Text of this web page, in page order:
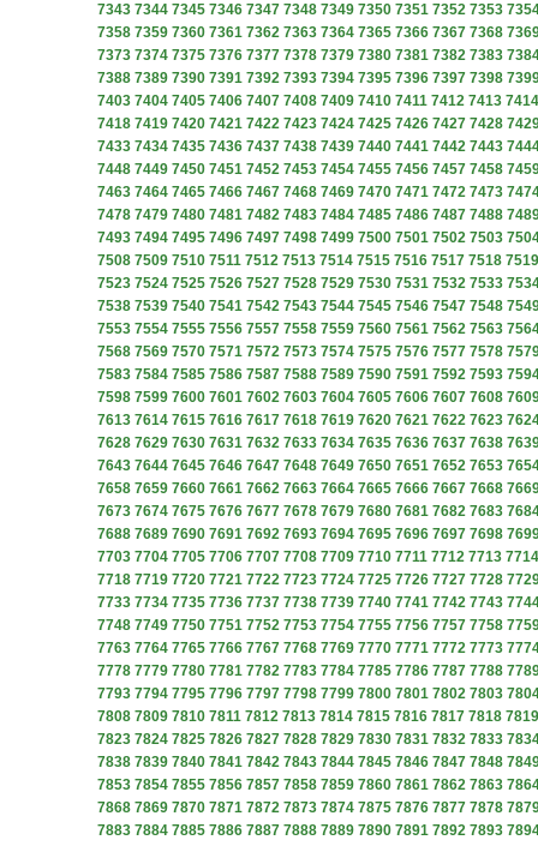
7343 7344 7345 7346 7347 7348 7349 7350 7351 7352 7353
7358 7359 7360 7361 7362 7363 7364 7365 7366 7367 7368
7373 7374 7375 7376 7377 7378 7379 7380 7381 7382 7383
7388 7389 7390 7391 7392 7393 7394 7395 7396 7397 7398
7403 7404 7405 7406 7407 7408 7409 7410 7411 7412 7413 7414
7418 7419 7420 7421 7422 7423 7424 7425 7426 7427 7428
7433 7434 7435 7436 7437 7438 7439 7440 7441 7442 7443
7448 7449 7450 7451 7452 7453 7454 7455 7456 7457 7458
7463 7464 7465 7466 7467 7468 7469 7470 7471 7472 7473
7478 7479 7480 7481 7482 7483 7484 7485 7486 7487 7488
7493 7494 7495 7496 7497 7498 7499 7500 7501 7502 7503
7508 7509 7510 7511 7512 7513 7514 7515 7516 7517 7518 7519
7523 7524 7525 7526 7527 7528 7529 7530 7531 7532 7533
7538 7539 7540 7541 7542 7543 7544 7545 7546 7547 7548
7553 7554 7555 7556 7557 7558 7559 7560 7561 7562 7563
7568 7569 7570 7571 7572 7573 7574 7575 7576 7577 7578
7583 7584 7585 7586 7587 7588 7589 7590 7591 7592 7593
7598 7599 7600 7601 7602 7603 7604 7605 7606 7607 7608
7613 7614 7615 7616 7617 7618 7619 7620 7621 7622 7623
7628 7629 7630 7631 7632 7633 7634 7635 7636 7637 7638
7643 7644 7645 7646 7647 7648 7649 7650 7651 7652 7653
7658 7659 7660 7661 7662 7663 7664 7665 7666 7667 7668
7673 7674 7675 7676 7677 7678 7679 7680 7681 7682 7683
7688 7689 7690 7691 7692 7693 7694 7695 7696 7697 7698
7703 7704 7705 7706 7707 7708 7709 7710 7711 7712 7713 7714
7718 7719 7720 7721 7722 7723 7724 7725 7726 7727 7728
7733 7734 7735 7736 7737 7738 7739 7740 7741 7742 7743
7748 7749 7750 7751 7752 7753 7754 7755 7756 7757 7758
7763 7764 7765 7766 7767 7768 7769 7770 7771 7772 7773
7778 7779 7780 7781 7782 7783 7784 7785 7786 7787 7788
7793 7794 7795 7796 7797 7798 7799 7800 7801 7802 7803
7808 7809 7810 7811 7812 7813 7814 7815 7816 7817 7818 7819
7823 7824 7825 7826 7827 7828 7829 7830 7831 7832 7833
7838 7839 7840 7841 7842 7843 7844 7845 7846 7847 7848
7853 7854 7855 7856 7857 7858 7859 7860 7861 7862 7863
7868 7869 7870 7871 7872 7873 7874 7875 7876 7877 7878
7883 7884 7885 7886 7887 7888 7889 7890 7891 7892 7893